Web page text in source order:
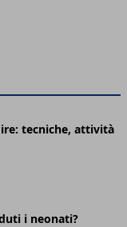
tecniche, attività
i neonati?